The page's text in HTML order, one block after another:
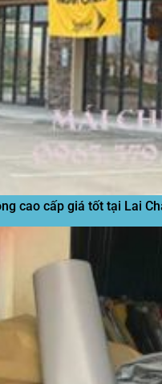
cao cấp giá tốt tại Lai